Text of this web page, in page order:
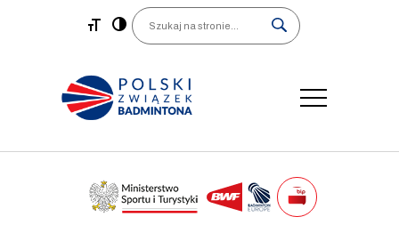
Main Navigation
Search